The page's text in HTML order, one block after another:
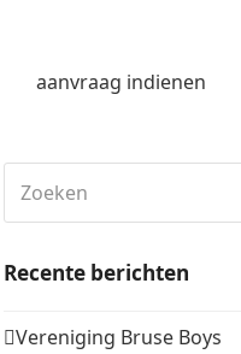
aanvraag indienen
Recente berichten
Vereniging Bruse Boys